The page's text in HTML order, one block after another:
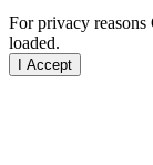
For privacy reasons
loaded.
I Accept